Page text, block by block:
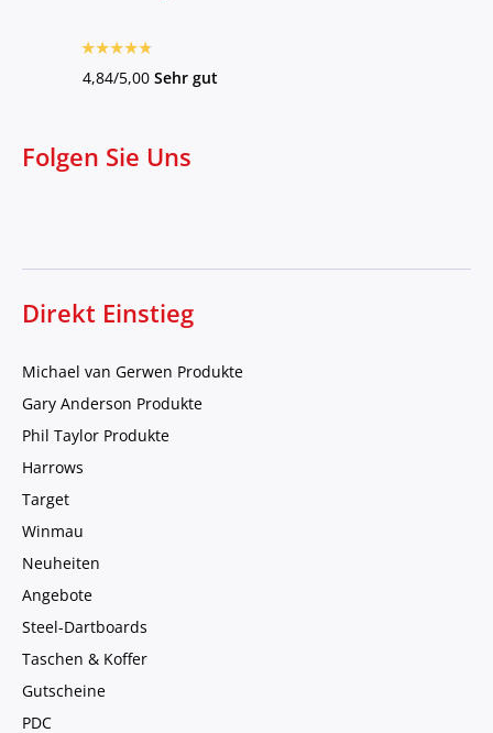
4,84/5,00 Sehr gut
Folgen Sie Uns
Direkt Einstieg
Michael van Gerwen Produkte
Gary Anderson Produkte
Phil Taylor Produkte
Harrows
Target
Winmau
Neuheiten
Angebote
Steel-Dartboards
Taschen & Koffer
Gutscheine
PDC